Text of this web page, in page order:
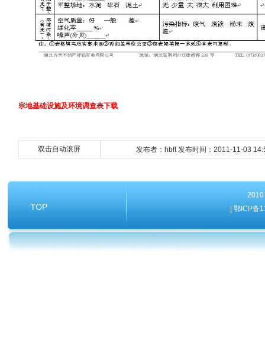
宗地基础设施及环境调查表下载
双击自动滚屏 发布者：hbft 发布时间：2011-11-03
2010
| 鄂ICP